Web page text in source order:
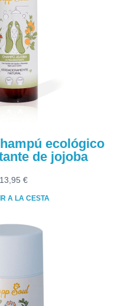
ecológico
de jojoba
13,95 €
A LA CESTA